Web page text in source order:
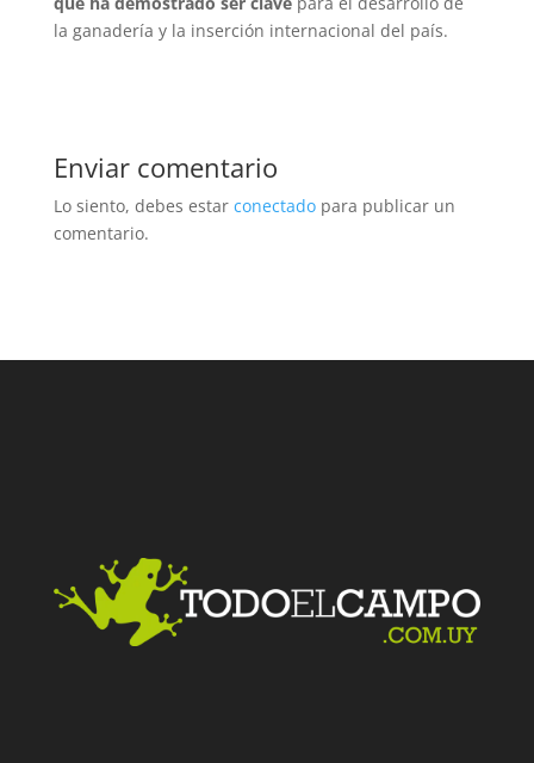
la ganadería y la inserción internacional del país.
Enviar comentario
Lo siento, debes estar conectadopara publicar un
comentario.
Facebook